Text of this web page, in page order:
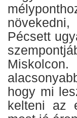
Pécsett
hogy mi
kelteni az